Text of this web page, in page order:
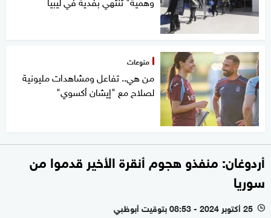
منوعات
من هي.. تفاعل ومشاهدات مليونية
لصلاح مع "إيشان أكسوي"
أردوغان: منفذو هجوم أنقرة الأخير قدموا من
سوريا
l 25 أكتوبر 2024 - 08:53 بتوقيت أبوظبي